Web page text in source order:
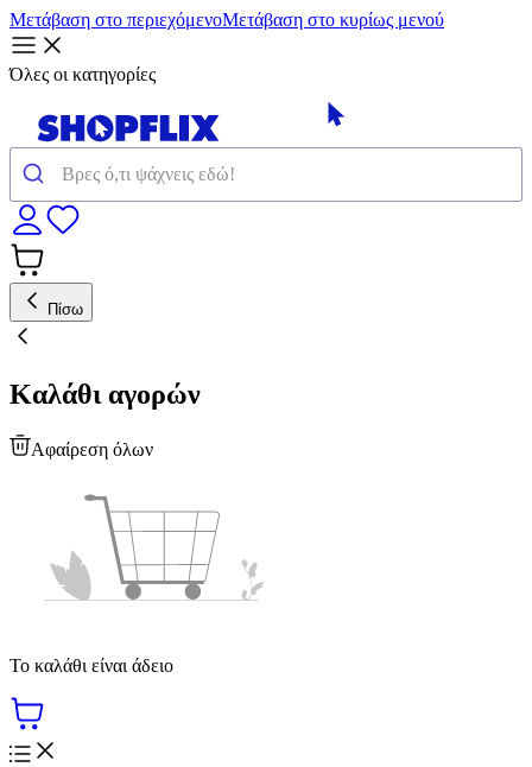
Μετάβαση στο περιεχόμενοΜετάβαση στο κυρίως μενού
Όλες οι κατηγορίες
Πίσω
Καλάθι αγορών
Αφαίρεση όλων
Το καλάθι είναι άδειο